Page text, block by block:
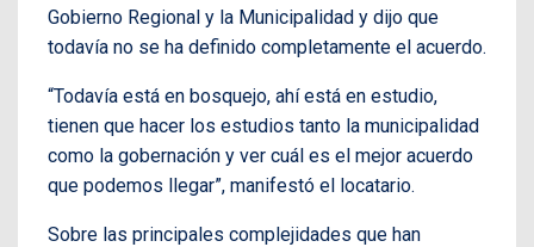
Gobierno Regional y la Municipalidad y dijo que
todavía no se ha definido completamente el acuerdo.
“Todavía está en bosquejo, ahí está en estudio,
tienen que hacer los estudios tanto la municipalidad
como la gobernación y ver cuál es el mejor acuerdo
que podemos llegar”, manifestó el locatario.
Sobre las principales complejidades que han